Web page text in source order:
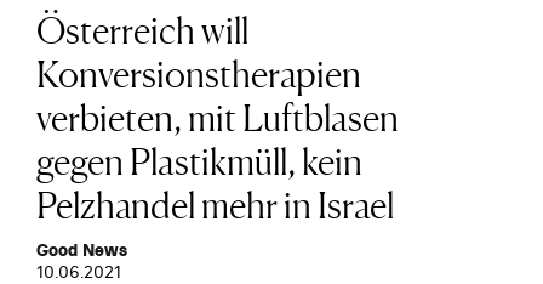
Österreich will
Konversionstherapien
verbieten, mit Luftblasen
gegen Plastikmüll, kein
Pelzhandel mehr in Israel
Good News
10.06.2021